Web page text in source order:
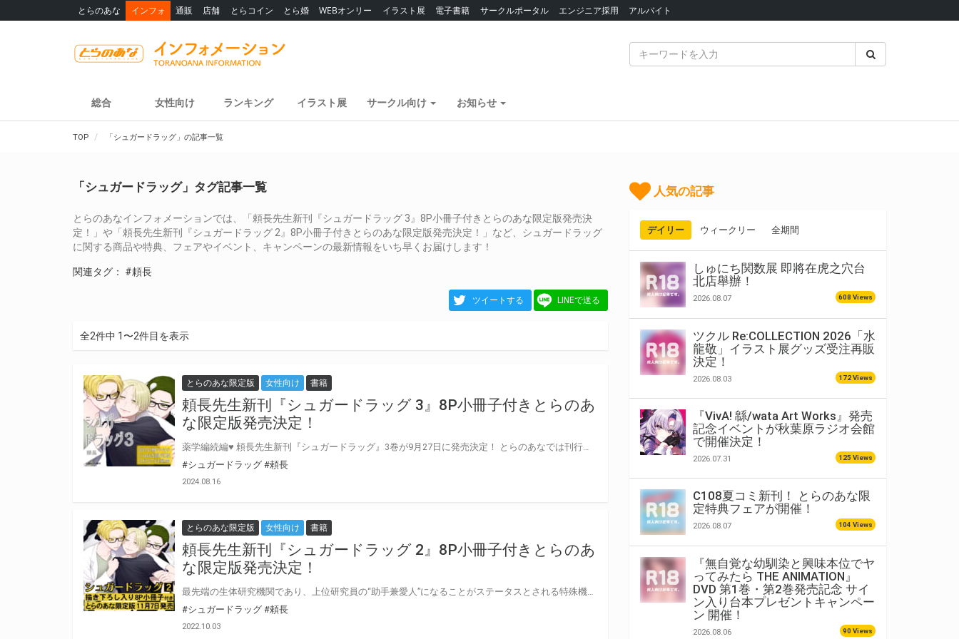
とらのあな インフォ 通販 店舗 とらコイン とら婚 WEBオンリー イラスト展 電子書籍 サークルポータル エンジニア採用 アルバイト
総合 女性向け ランキング イラスト展 サークル向け お知らせ
TOP 「シュガードラッグ」の記事一覧
「シュガードラッグ」タグ記事一覧
とらのあなインフォメーションでは、「頼長先生新刊『シュガードラッグ 3』8P小冊子付きとらのあな限定版発売決
定！」や「頼長先生新刊『シュガードラッグ 2』8P小冊子付きとらのあな限定版発売決定！」など、シュガードラッグ
に関する商品や特典、フェアやイベント、キャンペーンの最新情報をいち早くお届けします！
関連タグ： #頼長
ツイートする LINEで送る
全2件中 1〜2件目を表示
とらのあな限定版 女性向け 書籍
頼長先生新刊『シュガードラッグ 3』8P小冊子付きとらのあ
な限定版発売決定！
#シュガードラッグ #頼長
2024.08.16
とらのあな限定版 女性向け 書籍
頼長先生新刊『シュガードラッグ 2』8P小冊子付きとらのあ
な限定版発売決定！
#シュガードラッグ #頼長
2022.10.03
人気の記事
デイリー ウィークリー 全期間
しゅにち関数展 即將在虎之穴台
北店舉辦！
2026.08.07 608 Views
ツクル Re:COLLECTION 2026「水
龍敬」イラスト展グッズ受注再販
決定！
2026.08.03 172 Views
『VivA! 緜/wata Art Works』発売
記念イベントが秋葉原ラジオ会館
で開催決定！
2026.07.31 125 Views
C108夏コミ新刊！ とらのあな限
定特典フェアが開催！
2026.08.07 104 Views
『無自覚な幼馴染と興味本位でヤ
ってみたら THE ANIMATION』
DVD 第1巻・第2巻発売記念 サイ
ン入り台本プレゼントキャンペー
ン 開催！
2026.08.06 90 Views